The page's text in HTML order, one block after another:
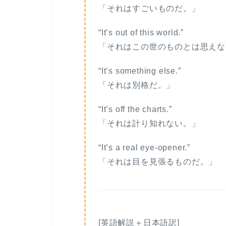
「それはすごいものだ。」
“It’s out of this world.”
「それはこの世のものとは思え
“It’s something else.”
「それは別格だ。」
“It’s off the charts.”
「それは計り知れない。」
“It’s a real eye-opener.”
「それは目を見張るものだ。」
[英語解説＋日本語訳]